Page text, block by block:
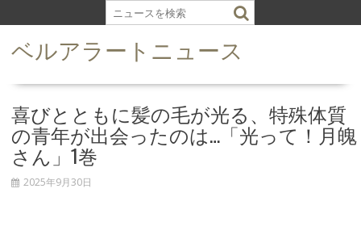
k
ベルアラートニュース
喜びとともに髪の毛が光る、特殊体質
の青年が出会ったのは…「光って！月魄
さん」1巻
2025年9月30日